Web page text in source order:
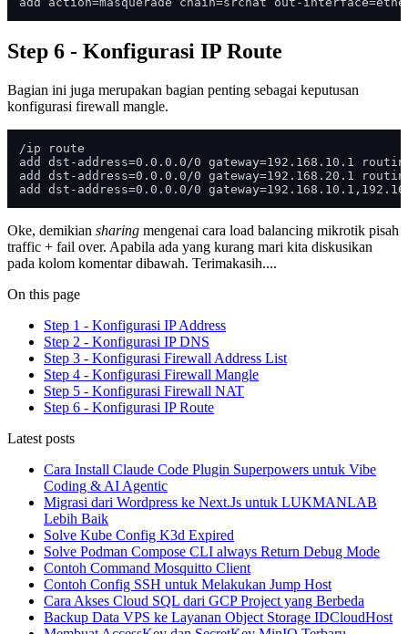
Step 6 - Konfigurasi IP Route
Bagian ini juga merupakan bagian penting sebagai keputusan
konfigurasi firewall mangle.
/ip route
add dst-address=0.0.0.0/0 gateway=192.168.10.1
add dst-address=0.0.0.0/0 gateway=192.168.20.1
Oke, demikian sharing mengenai cara load balancing mikrotik pisah
traffic + fail over. Apabila ada yang kurang mari kita diskusikan
pada kolom komentar dibawah. Terimakasih....
On this page
Step 1 - Konfigurasi IP Address
Step 2 - Konfigurasi IP DNS
Step 3 - Konfigurasi Firewall Address List
Step 4 - Konfigurasi Firewall Mangle
Step 5 - Konfigurasi Firewall NAT
Step 6 - Konfigurasi IP Route
Latest posts
Cara Install Claude Code Plugin Superpowers untuk Vibe
Coding & AI Agentic
Migrasi dari Wordpress ke Next.Js untuk LUKMANLAB
Lebih Baik
Solve Kube Config K3d Expired
Solve Podman Compose CLI always Return Debug Mode
Contoh Command Mosquitto Client
Contoh Config SSH untuk Melakukan Jump Host
Cara Akses Cloud SQL dari GCP Project yang Berbeda
Backup Data VPS ke Layanan Object Storage IDCloudHost